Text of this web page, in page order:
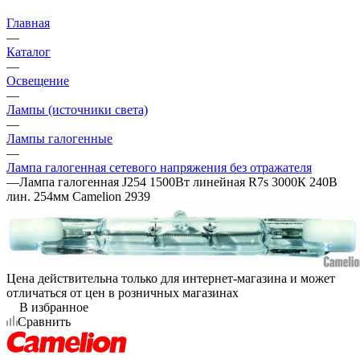
Главная
—
Каталог
—
Освещение
—
Лампы (источники света)
—
Лампы галогенные
—
Лампа галогенная сетевого напряжения без отражателя
—Лампа галогенная J254 1500Вт линейная R7s 3000К 240В
лин. 254мм Camelion 2939
Цена действительна только для интернет-магазина и может
отличаться от цен в розничных магазинах
В избранное
Сравнить